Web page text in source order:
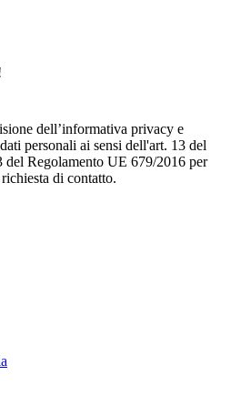
dell’informativa privacy e
personali ai sensi dell'art. 13 del
Regolamento UE 679/2016 per
di contatto.